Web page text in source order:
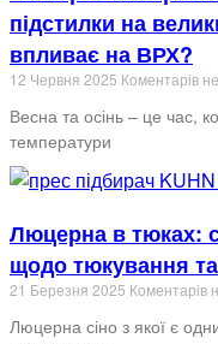
підстилки на
впливає на ВРХ?
12 Червня 2025 Коментарів
Весна та осінь – це час,
температури
Люцерна в тюках:
щодо тюкування та
21 Березня 2025 Коментарів
Люцерна сіно з якої є